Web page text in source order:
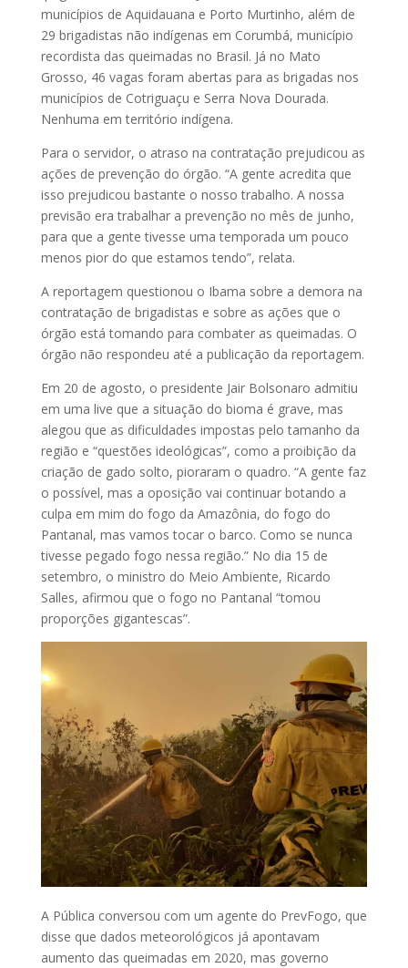
municípios de Aquidauana e Porto Murtinho, além de
29 brigadistas não indígenas em Corumbá, município
recordista das queimadas no Brasil. Já no Mato
Grosso, 46 vagas foram abertas para as brigadas nos
municípios de Cotriguaçu e Serra Nova Dourada.
Nenhuma em território indígena.
Para o servidor, o atraso na contratação prejudicou as
ações de prevenção do órgão. “A gente acredita que
isso prejudicou bastante o nosso trabalho. A nossa
previsão era trabalhar a prevenção no mês de junho,
para que a gente tivesse uma temporada um pouco
menos pior do que estamos tendo”, relata.
A reportagem questionou o Ibama sobre a demora na
contratação de brigadistas e sobre as ações que o
órgão está tomando para combater as queimadas. O
órgão não respondeu até a publicação da reportagem.
Em 20 de agosto, o presidente Jair Bolsonaro admitiu
em uma live que a situação do bioma é grave, mas
alegou que as dificuldades impostas pelo tamanho da
região e “questões ideológicas”, como a proibição da
criação de gado solto, pioraram o quadro. “A gente faz
o possível, mas a oposição vai continuar botando a
culpa em mim do fogo da Amazônia, do fogo do
Pantanal, mas vamos tocar o barco. Como se nunca
tivesse pegado fogo nessa região.” No dia 15 de
setembro, o ministro do Meio Ambiente, Ricardo
Salles, afirmou que o fogo no Pantanal “tomou
proporções gigantescas”.
A Pública conversou com um agente do PrevFogo, que
disse que dados meteorológicos já apontavam
aumento das queimadas em 2020, mas governo